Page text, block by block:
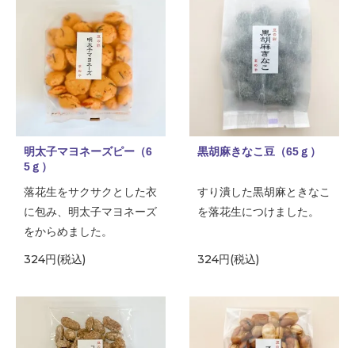
明太子マヨネーズピー（6
5ｇ）
落花生をサクサクとした衣
に包み、明太子マヨネーズ
をからめました。
324円(税込)
黒胡麻きなこ豆（65ｇ）
すり潰した黒胡麻ときなこ
を落花生につけました。
324円(税込)